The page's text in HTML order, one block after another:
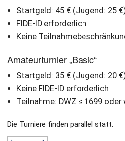
Startgeld: 45 € (Jugend: 25 €)
FIDE-ID erforderlich
Keine
Amateurturnier „Basic“
Startgeld: 35 € (Jugend: 20 €)
Keine FIDE-ID erforderlich
Teilnahme: DWZ ≤ 1699
Die Turniere finden parallel statt.